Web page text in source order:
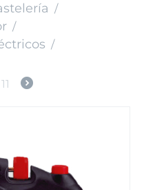
/
/
/
11